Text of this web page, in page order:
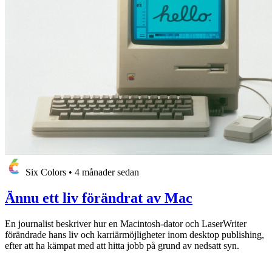
Six Colors • 4 månader sedan
Ännu ett liv förändrat av Mac
En journalist beskriver hur en Macintosh-dator och LaserWriter
förändrade hans liv och karriärmöjligheter inom desktop publishing,
efter att ha kämpat med att hitta jobb på grund av nedsatt syn.